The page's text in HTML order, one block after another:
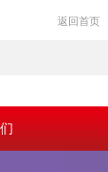
返回首页